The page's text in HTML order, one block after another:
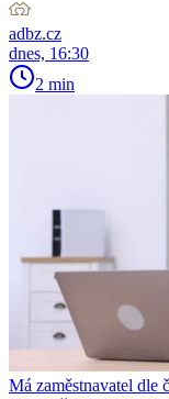
adbz.cz
dnes, 16:30
2 min
Má zaměstnavatel dle